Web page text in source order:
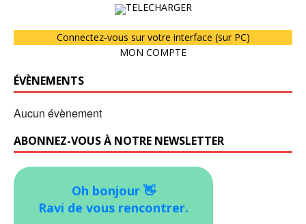
TELECHARGER
Connectez-vous sur votre interface (sur PC)
MON COMPTE
ÉVÈNEMENTS
Aucun évènement
ABONNEZ-VOUS À NOTRE NEWSLETTER
Oh bonjour 👋
Ravi de vous rencontrer.